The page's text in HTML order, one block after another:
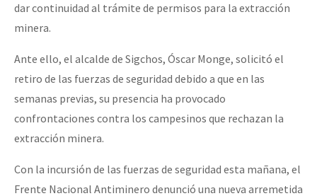
dar continuidad al trámite de permisos para la extracción
minera.
Ante ello, el alcalde de Sigchos, Óscar Monge, solicitó el
retiro de las fuerzas de seguridad debido a que en las
semanas previas, su presencia ha provocado
confrontaciones contra los campesinos que rechazan la
extracción minera.
Con la incursión de las fuerzas de seguridad esta mañana, el
Frente Nacional Antiminero denunció una nueva arremetida